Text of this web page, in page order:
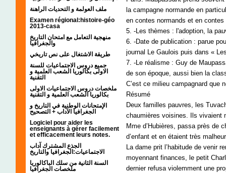
ملف العولمة و التحديات الراهنة
Examen régional:histoire-géo
2013-casa
منهجية التعامل مع امتحان التاريخ
والجغرافيا
طريقة الاشتغال على نص تاريخي
جميع دروس الاجتماعيات للسنة
الاولى بكالوريا الشعب العلمية و
التقنية
ملخصات دروس الاجتماعيات الاولى
بكالوريا الشعب العلمية و التقنية
الإمتحانات الوطنية في التاريخ و
الجغرافيا الآداب + التصحيح
Logiciel pour aider les
enseignants à gérer facilement
et efficacement leurs notes.
الجذع المشترك آداب
الاجتماعيات:الجغرافيا والتاريخ
السنة الثانية من سلك الباكالوريا
ملخصات الجغرافيا
la campagne normande en
en contes normands et en contes
5. -Les thèmes : l'adoption, la
6. -Date de publication : parue
journal Le Gaulois puis dans «
7. -Le réalisme : Guy de
de son époque, aussi bien la
C’est ce milieu campagnard que
Résumé
Deux familles pauvres, les
chaumières voisines. Ils vivaient
Mme d’Hubières, passa près de
d’enfant et en étaient très
La dame prit l’habitude de venir
moyennant finances, le petit
dernier refusa violemment une